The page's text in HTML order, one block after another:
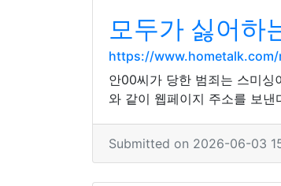
모두가 싫어하
https://
안00씨가 당한 범죄는 스미싱
와 같이 웹페이지 주소를 보
Submitted on 2026-06-03